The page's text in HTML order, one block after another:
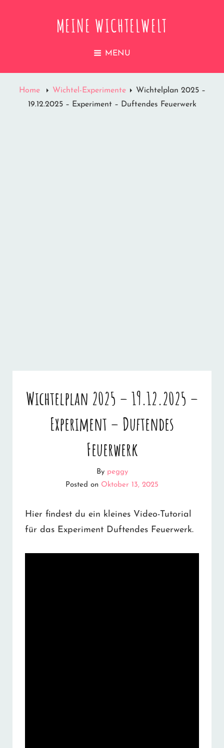
MEINE WICHTELWELT
MENU
Home Wichtel-Experimente
Wichtelplan 2025 –
19.12.2025 – Experiment – Duftendes Feuerwerk
Wichtelplan 2025 – 19.12.2025 –
Experiment – Duftendes
Feuerwerk
By peggy
Posted on Oktober 13, 2025
Hier findest du ein kleines Video-Tutorial
für das Experiment Duftendes Feuerwerk.